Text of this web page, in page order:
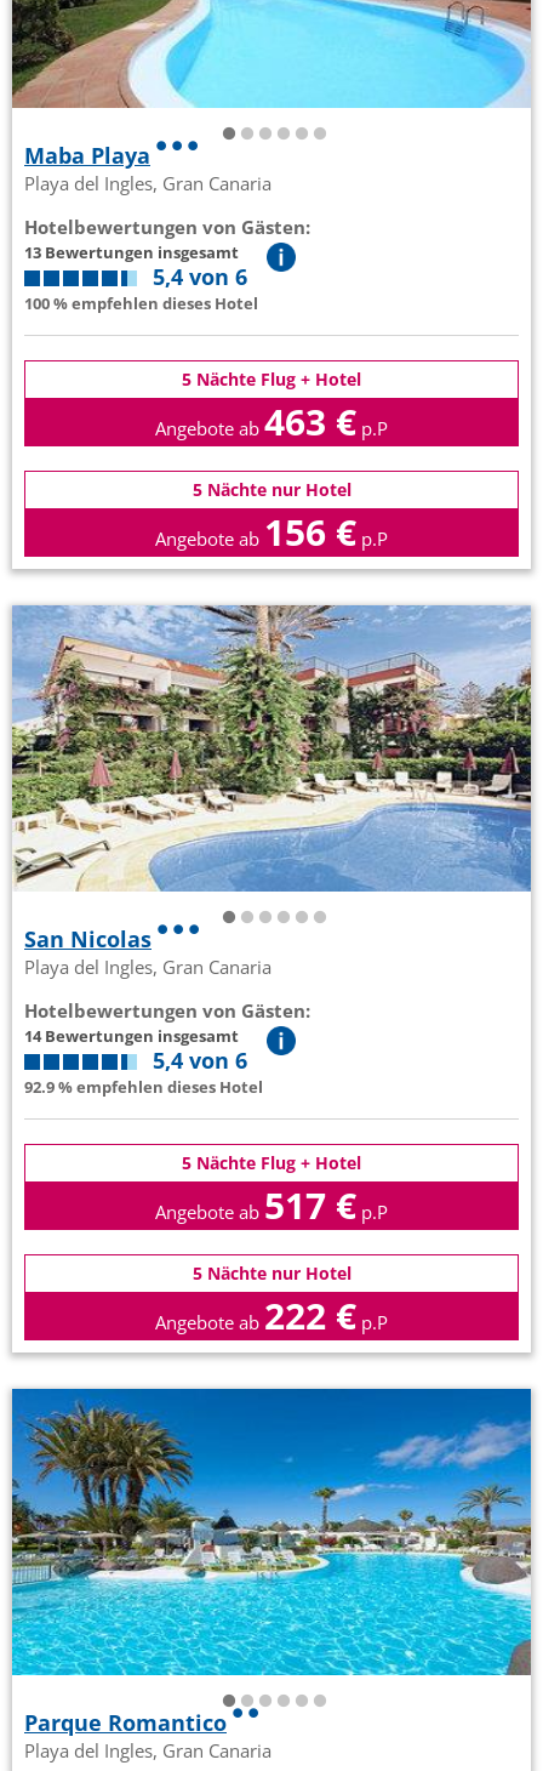
Maba Playa
Playa del Ingles, Gran Canaria
Hotelbewertungen von Gästen:
13 Bewertungen insgesamt
5,4 von 6
100 % empfehlen dieses Hotel
5 Nächte Flug + Hotel
Angebote ab 463 € p.P
5 Nächte nur Hotel
Angebote ab 156 € p.P
San Nicolas
Playa del Ingles, Gran Canaria
Hotelbewertungen von Gästen:
14 Bewertungen insgesamt
5,4 von 6
92.9 % empfehlen dieses Hotel
5 Nächte Flug + Hotel
Angebote ab 517 € p.P
5 Nächte nur Hotel
Angebote ab 222 € p.P
Parque Romantico
Playa del Ingles, Gran Canaria